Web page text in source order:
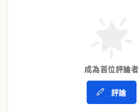
成為首位評論者
評論